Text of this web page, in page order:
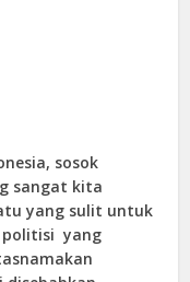
sosok
sangat kita
yang sulit untuk
politisi yang